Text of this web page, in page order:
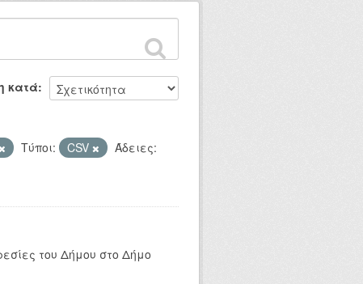
κατά
Τύποι: CSV
Άδειες:
του Δήμου στο Δήμο